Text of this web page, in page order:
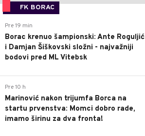
FK BORAC
Pre 19 min
Borac krenuo šampionski: Ante Roguljić
i Damjan Šiškovski složni - najvažniji
bodovi pred ML Vitebsk
Pre 10 h
Marinović nakon trijumfa Borca na
startu prvenstva: Momci dobro rade,
imamo širinu za dva fronta!